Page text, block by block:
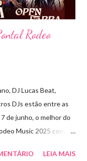
Rodeo
DJ Lucas Beat,
DJs estão entre as
de junho, o melhor do
Music 2025 com o
ocupa lugar de
LEIA MAIS